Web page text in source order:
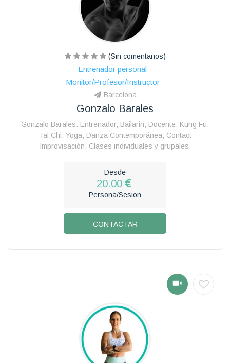
(Sin comentarios)
Entrenador personal
Monitor/Profesor/Instructor
Barcelona
Gonzalo Barales
Gonzalo Barales. Entrenador, Bailarin, Docente. Kung Fu,
Tai Chi, Yoga, Danza Contemporánea, Contact
Improvisación. Clases individuales y grupales.
Desde
20.00
Persona/Sesion
CONTACTAR